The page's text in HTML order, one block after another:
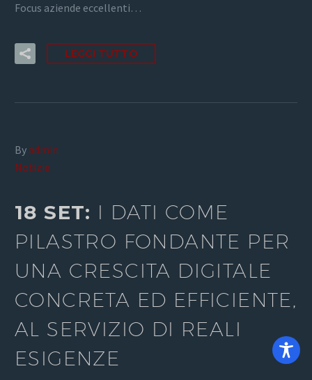
Focus aziende eccellenti…
LEGGI TUTTO
By admin
Notizie
18 SET: I DATI COME
PILASTRO FONDANTE PER
UNA CRESCITA DIGITALE
CONCRETA ED EFFICIENTE,
AL SERVIZIO DI REALI
ESIGENZE